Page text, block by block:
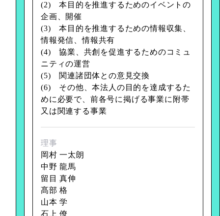
(2) 本目的を推進するためのイベントの
企画、開催
(3) 本目的を推進するための情報収集、
情報発信、情報共有
(4) 協業、共創を促進するためのコミュ
ニティの運営
(5) 関連諸団体との意見交換
(6) その他、本法人の目的を達成するた
めに必要で、前各号に掲げる事業に附帯
又は関連する事業
理事
岡村 一太朗
中野 龍馬
留目 真伸
髙部 格
山本 学
石上 僚